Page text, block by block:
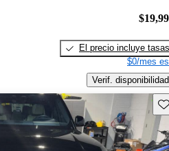
El precio incluye tasas
$0/mes
Verif. disponibilidad